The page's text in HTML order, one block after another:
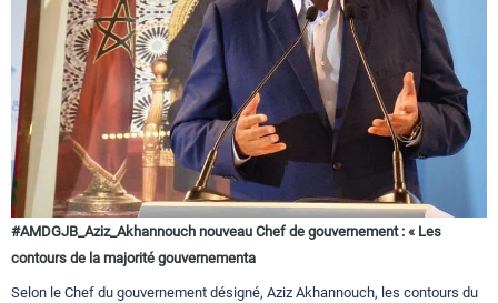
#AMDGJB_Aziz_Akhannouch nouveau Chef de gouvernement : « Les
contours de la majorité gouvernementa
Selon le Chef du gouvernement désigné, Aziz Akhannouch, les contours du